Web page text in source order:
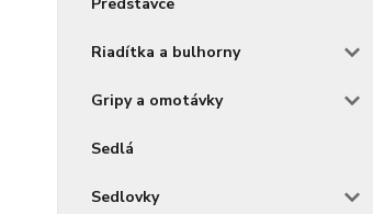
Riadítka a bulhorny
Gripy a omotávky
Sedlá
Sedlovky